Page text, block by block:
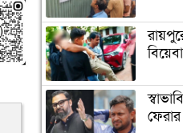
ফেরার